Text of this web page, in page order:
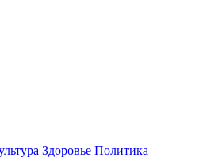
Здоровье Политика